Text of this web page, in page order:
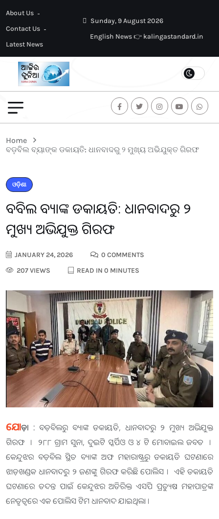
About Us
Contact Us
Latest News
Sunday, 9 August 2026
English News 👉 kalingastandard.in
Home
ବଡ଼ବିଲ ବ୍ୟାଙ୍କ ଡକାୟତି: ଧାନବାଦରୁ ୨ ମୁଖ୍ୟ ଅଭିଯୁକ୍ତ ଗିରଫ
ଓଡ଼ିଶା
ବଡ଼ବିଲ ବ୍ୟାଙ୍କ ଡକାୟତି: ଧାନବାଦରୁ ୨
ମୁଖ୍ୟ ଅଭିଯୁକ୍ତ ଗିରଫ
JANUARY 24, 2026
0 COMMENTS
207 VIEWS
READ IN 0 MINUTES
ଯୋଡ଼ା : ବଡ଼ବିଲରୁ ବ୍ୟାଙ୍କ ଡକାୟତି, ଧାନବାଦରୁ ୨ ମୁଖ୍ୟ ଅଭିଯୁକ୍ତ
ଗିରଫ । ୨୮୮ ଗ୍ରାମ ସୁନା, ଦୁଇଟି ସ୍କର୍ପିଓ ଓ ୪ ଟି ମୋବାଇଲ ଜବତ ।
କେନ୍ଦୁଝର ବଡ଼ବିଲ ସ୍ଥିତ ବ୍ୟାଙ୍କ ଅଫ ମହାରାଷ୍ଟ୍ରରୁ ଡକାୟତି ଘଟଣାରେ
ଝାଡ଼ଖଣ୍ଡକ ଧାନବାଦରୁ ୨ ଜଣଙ୍କୁ ଗିରଫ କରିଛି ପୋଲିସ । ଏହି ଡକାୟତି
ଘଟଣାରେ ତଦନ୍ତ ପାଇଁ କେନ୍ଦୁଝର ଅତିରିକ୍ତ ଏସପି ପ୍ରତ୍ୟୁଷ ମହାପାତ୍ରଙ୍କ
ନେତୃତ୍ବରେ ଏକ ପୋଲିସ ଟିମ ଧାନବାଦ ଯାଇଥିଲା ।